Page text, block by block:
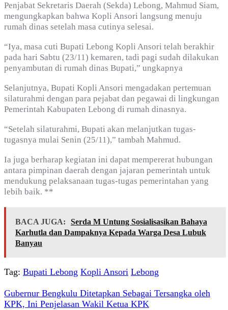
Penjabat Sekretaris Daerah (Sekda) Lebong, Mahmud Siam,
mengungkapkan bahwa Kopli Ansori langsung menuju
rumah dinas setelah masa cutinya selesai.
“Iya, masa cuti Bupati Lebong Kopli Ansori telah berakhir
pada hari Sabtu (23/11) kemaren, tadi pagi sudah dilakukan
penyambutan di rumah dinas Bupati,” ungkapnya
Selanjutnya, Bupati Kopli Ansori mengadakan pertemuan
silaturahmi dengan para pejabat dan pegawai di lingkungan
Pemerintah Kabupaten Lebong di rumah dinasnya.
“Setelah silaturahmi, Bupati akan melanjutkan tugas-
tugasnya mulai Senin (25/11),” tambah Mahmud.
Ia juga berharap kegiatan ini dapat mempererat hubungan
antara pimpinan daerah dengan jajaran pemerintah untuk
mendukung pelaksanaan tugas-tugas pemerintahan yang
lebih baik. **
BACA JUGA:
Serda M Untung Sosialisasikan Bahaya
Karhutla dan Dampaknya Kepada Warga Desa Lubuk
Banyau
Tag: Bupati Lebong Kopli Ansori Lebong
Gubernur Bengkulu Ditetapkan Sebagai Tersangka oleh
KPK, Ini Penjelasan Wakil Ketua KPK